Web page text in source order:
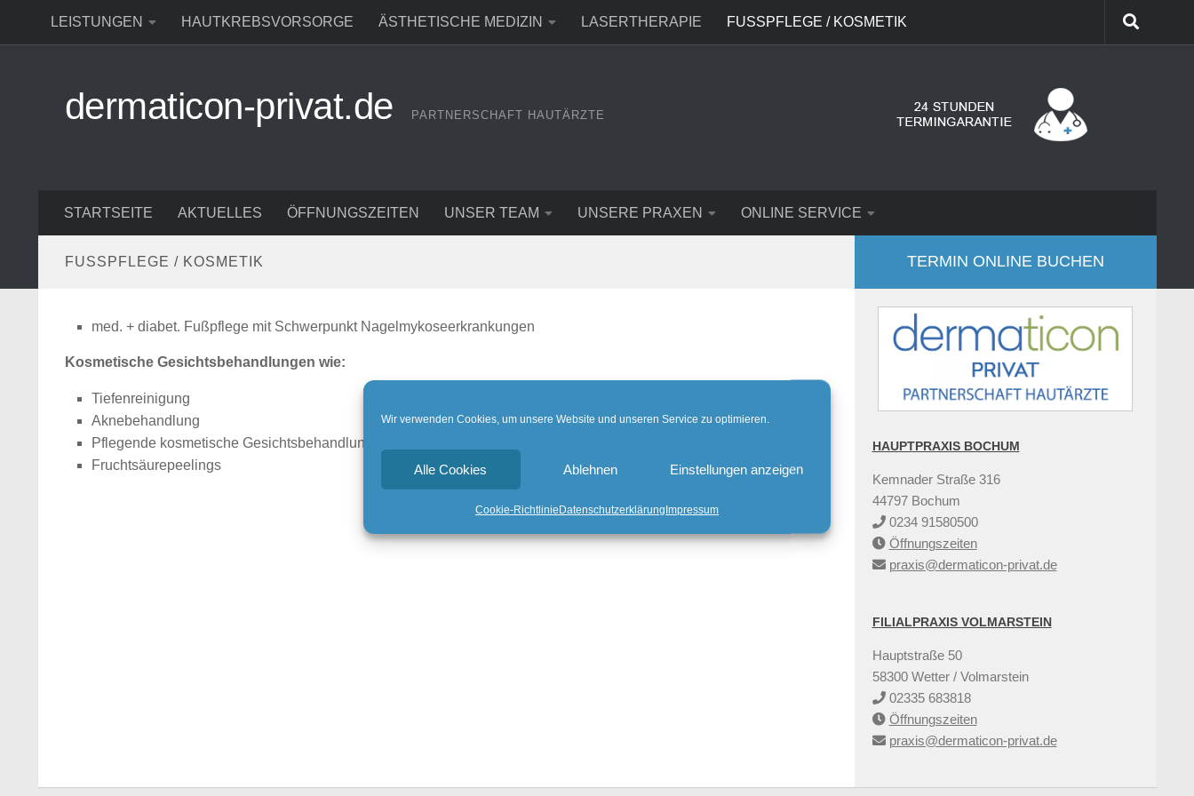
Wir verwenden Cookies, um unsere Website und unseren Service zu optimieren.
Alle Cookies Ablehnen Einstellungen anzeigen
Cookie-RichtlinieDatenschutzerklärungImpressum
Zum Inhalt springen
LEISTUNGEN HAUTKREBSVORSORGE ÄSTHETISCHE MEDIZIN LASERTHERAPIE FUSSPFLEGE / KOSMETIK
dermaticon-privat.de PARTNERSCHAFT HAUTÄRZTE
STARTSEITE AKTUELLES ÖFFNUNGSZEITEN UNSER TEAM UNSERE PRAXEN ONLINE SERVICE
FUSSPFLEGE / KOSMETIK
med. + diabet. Fußpflege mit Schwerpunkt Nagelmykoseerkrankungen
Kosmetische Gesichtsbehandlungen wie:
Tiefenreinigung
Aknebehandlung
Pflegende kosmetische Gesichtsbehandlungen mit versch. Wirkstoffen
Fruchtsäurepeelings
TERMIN ONLINE BUCHEN
HAUPTPRAXIS BOCHUM
Kemnader Straße 316
44797 Bochum
0234 91580500
Öffnungszeiten
praxis@dermaticon-privat.de
FILIALPRAXIS VOLMARSTEIN
Hauptstraße 50
58300 Wetter / Volmarstein
02335 683818
Öffnungszeiten
praxis@dermaticon-privat.de